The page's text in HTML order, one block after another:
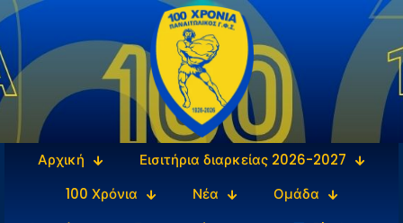
Αρχική
Εισιτήρια διαρκείας 2026-2027
100 Χρόνια
Νέα
Ομάδα